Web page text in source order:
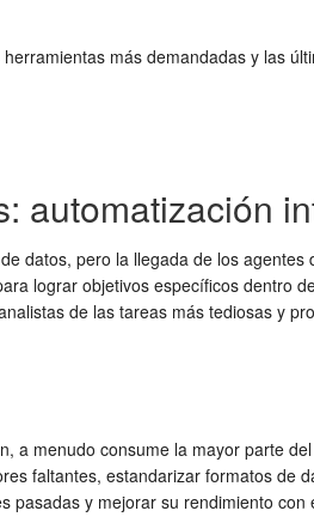
más demandadas y las
automatización
datos, pero la llegada de los
lograr objetivos específicos dentro
de las tareas más tediosas y
a menudo consume la mayor parte
faltantes, estandarizar formatos de
y mejorar su rendimiento